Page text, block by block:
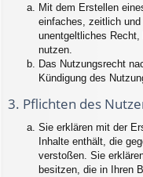
Mit dem Erstellen
einfaches, zeitlich
unentgeltliches
nutzen.
Das Nutzungsrecht
Kündigung des
3. Pflichten des
Sie erklären mit der
Inhalte enthält, die
verstoßen. Sie
besitzen, die in Ihren